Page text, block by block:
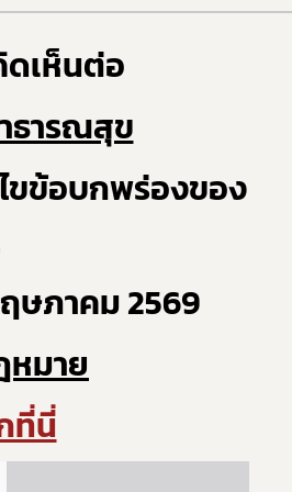
เห็นต่อ
ธารณสุข
ข้อบกพร่องของ
ฤษภาคม 2569
หมาย
ที่นี่
Subscribe